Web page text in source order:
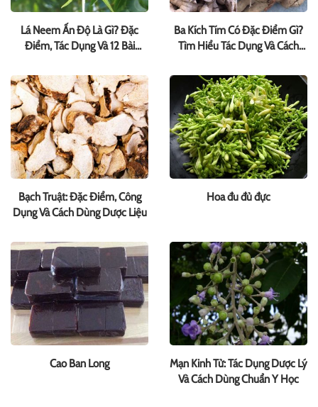
Lá Neem Ấn Độ Là Gì? Đặc
Điểm, Tác Dụng Và 12 Bài
Ba Kích Tím Có Đặc Điểm Gì?
Tìm Hiểu Tác Dụng Và Cách
Bạch Truật: Đặc Điểm, Công
Dụng Và Cách Dùng Dược Liệu
Hoa đu đủ đực
Cao Ban Long
Mạn Kinh Tử: Tác Dụng Dược Lý
Và Cách Dùng Chuẩn Y Học